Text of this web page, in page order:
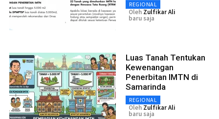
REGIONAL
Oleh Zulfikar Ali
baru saja
Luas Tanah Tentukan
Kewenangan
Penerbitan IMTN di
Samarinda
REGIONAL
Oleh Zulfikar Ali
baru saja